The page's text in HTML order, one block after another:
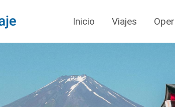
Inicio Viajes